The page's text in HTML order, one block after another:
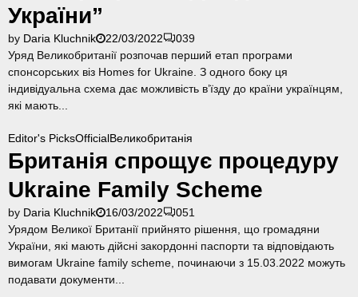
України”
by Daria Kluchnik 22/03/2022 039
Уряд Великобританії розпочав перший етап програми
спонсорських віз Homes for Ukraine. З одного боку ця
індивідуальна схема дає можливість в’їзду до країни українцям,
які мають...
Editor's PicksOfficialВеликобританія
Британія спрощує процедуру
Ukraine Family Scheme
by Daria Kluchnik 16/03/2022 051
Урядом Великої Британії прийнято рішення, що громадяни
України, які мають дійсні закордонні паспорти та відповідають
вимогам Ukraine family scheme, починаючи з 15.03.2022 можуть
подавати документи...